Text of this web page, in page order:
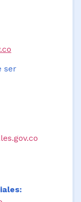
ser